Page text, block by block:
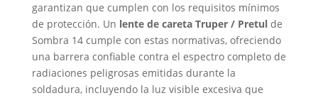
garantizan que cumplen con los requisitos mínimos
de protección. Un lente de careta Truper / Pretulde
Sombra 14 cumple con estas normativas, ofreciendo
una barrera confiable contra el espectro completo de
radiaciones peligrosas emitidas durante la
soldadura, incluyendo la luz visible excesiva que